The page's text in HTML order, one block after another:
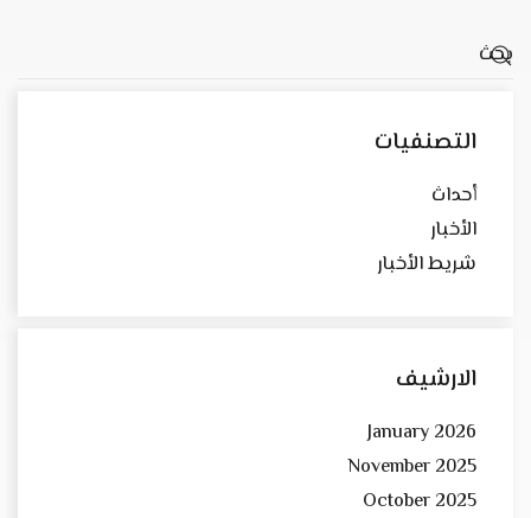
التصنفيات
أحداث
الأخبار
شريط الأخبار
الارشيف
January 2026
November 2025
October 2025